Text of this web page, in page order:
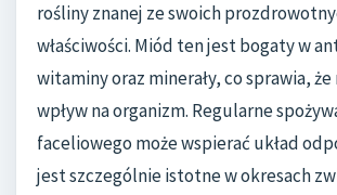
rośliny znanej ze swoich
właściwości. Miód ten jest bogaty w
witaminy oraz minerały, co sprawia,
wpływ na organizm. Regularne
faceliowego może wspierać układ
jest szczególnie istotne w okresach